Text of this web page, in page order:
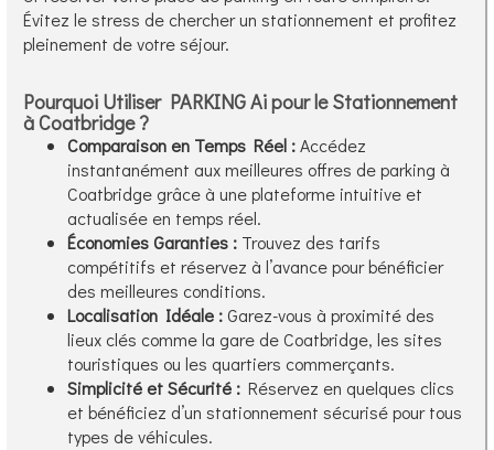
Évitez le stress de chercher un stationnement et profitez
pleinement de votre séjour.
Pourquoi Utiliser PARKING Ai pour le Stationnement
à Coatbridge ?
Comparaison en Temps Réel :Accédez
instantanément aux meilleures offres de parking à
Coatbridge grâce à une plateforme intuitive et
actualisée en temps réel.
Économies Garanties : Trouvez des tarifs
compétitifs et réservez à l’avance pour bénéficier
des meilleures conditions.
Localisation Idéale :Garez-vous à proximité des
lieux clés comme la gare de Coatbridge, les sites
touristiques ou les quartiers commerçants.
Simplicité et Sécurité : Réservez en quelques clics
et bénéficiez d’un stationnement sécurisé pour tous
types de véhicules.